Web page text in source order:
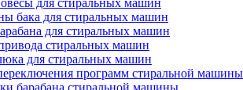
для стиральных машин
бака для стиральных машин
для стиральных машин
стиральных машин
для стиральных машин
программ стиральной машины
барабана стиральной машины